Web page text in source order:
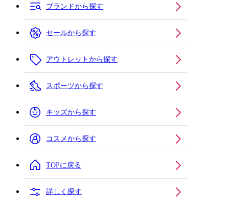
ブランドから探す
セールから探す
アウトレットから探す
スポーツから探す
キッズから探す
コスメから探す
TOPに戻る
詳しく探す